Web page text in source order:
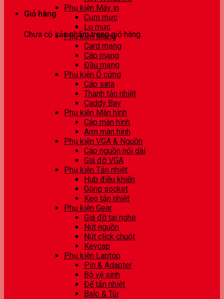
Giỏ hàng
Chưa có sản phẩm trong giỏ hàng.
Phụ kiện Máy in
Cụm mực
Lọ mực
Phụ kiện Mạng
Card mạng
Cáp mạng
Đầu mạng
Phụ kiện Ổ cứng
Cáp sata
Thanh tản nhiệt
Caddy Bay
Phụ kiện Màn hình
Cáp màn hình
Arm màn hình
Phụ kiện VGA & Nguồn
Cáp nguồn nối dài
Giá đỡ VGA
Phụ kiện Tản nhiệt
Hub điều khiển
Gông socket
Keo tản nhiệt
Phụ kiện Gear
Giá đỡ tai nghe
Nút nguồn
Nút click chuột
Keycap
Phụ kiện Laptop
Pin & Adapter
Bộ vệ sinh
Đế tản nhiệt
Balo & Túi